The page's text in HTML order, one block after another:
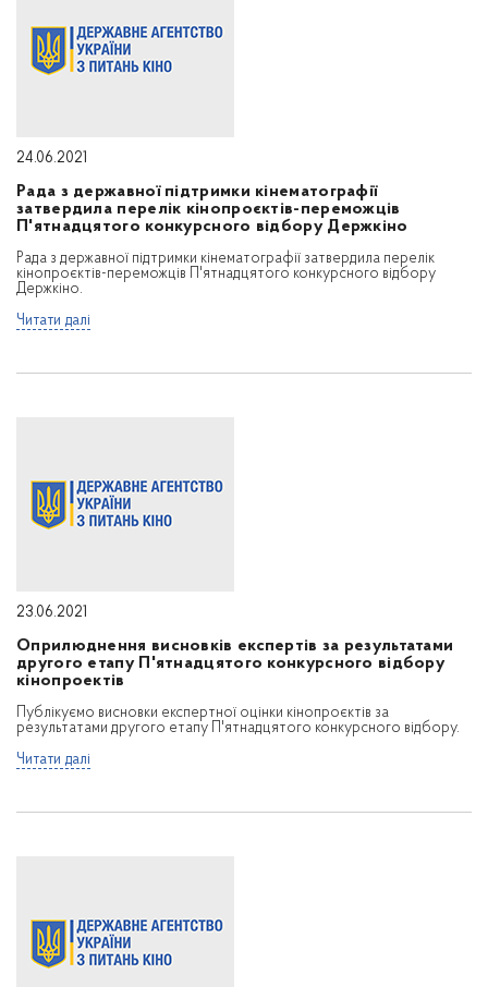
24.06.2021
Рада з державної підтримки кінематографії
затвердила перелік кінопроєктів-переможців
П'ятнадцятого конкурсного відбору Держкіно
Рада з державної підтримки кінематографії затвердила перелік
кінопроєктів-переможців П'ятнадцятого конкурсного відбору
Держкіно.
Читати далі
23.06.2021
Оприлюднення висновків експертів за результатами
другого етапу П'ятнадцятого конкурсного відбору
кінопроектів
Публікуємо висновки експертної оцінки кінопроєктів за
результатами другого етапу П'ятнадцятого конкурсного відбору.
Читати далі